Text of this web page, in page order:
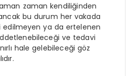
zaman kendiliğinden
bu durum her vakada
edilmeyen ya da ertelenen
ve tedavi
hale gelebileceği göz